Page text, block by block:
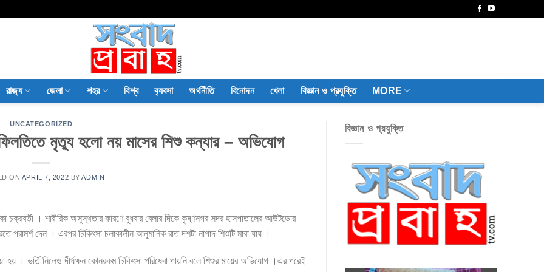
রাজ‍্য জেলা শহর বিশ্ব ব‍্যবসা অর্থনীতি বিনোদন খেলা বিজ্ঞান ও প্রযুক্তি MORE
UNCATEGORIZED
মৃত্যু হলো নয় মাসের শিশু কন্যার – অভিযোগ
ON APRIL 7, 2022 BYADMIN
চক্রবর্তী । শারীরিক অসুস্থতার কারণে বুধবার বেলার দিকে কৃষ্ণনগর সদর হাসপাতালের আউটডোর
দেন । এরপর চিকিৎসা চলাকালীন আনুমানিক রাত দশটা নাগাদ শিশুটি মারা যায় ।
হয় । ভর্তি নিলেও দীর্ঘক্ষন কোনরকম চিকিৎসা পরিষেবা পায়নি বলে শিশুর মায়ের অভিযোগ ।এর পরেই
বিজ্ঞান ও প্রযুক্তি